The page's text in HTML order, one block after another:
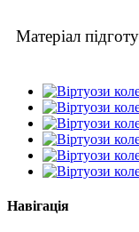
Матеріал
Навігація